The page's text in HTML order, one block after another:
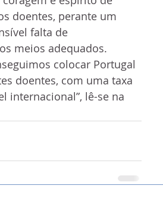
doentes, perante um
falta de
meios adequados.
colocar Portugal
doentes, com uma taxa
internacional”, lê-se na